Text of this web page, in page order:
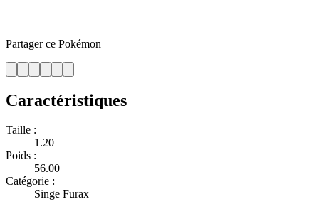
Partager ce Pokémon
Caractéristiques
Taille :
1.20
Poids :
56.00
Catégorie :
Singe Furax